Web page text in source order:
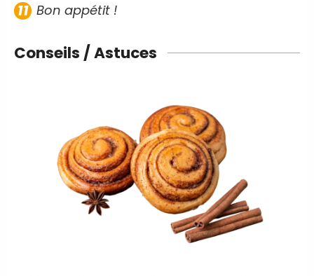
Bon appétit !
Conseils / Astuces